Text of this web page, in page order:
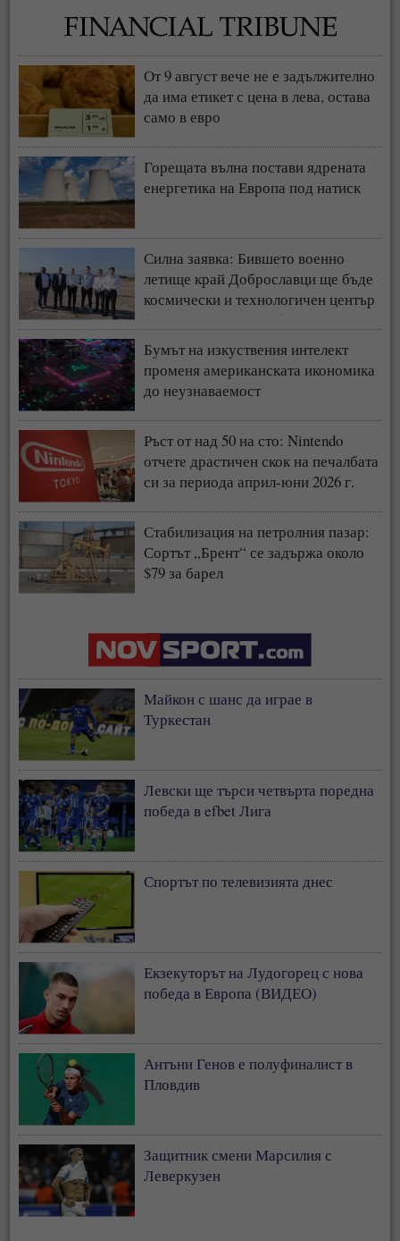
От 9 август вече не е задължително
да има етикет с цена в лева, остава
само в евро
Горещата вълна постави ядрената
енергетика на Европа под натиск
Силна заявка: Бившето военно
летище край Доброславци ще бъде
космически и технологичен център
(СНИМКИ + ВИДЕО)
Бумът на изкуствения интелект
променя американската икономика
до неузнаваемост
Ръст от над 50 на сто: Nintendo
отчете драстичен скок на печалбата
си за периода април-юни 2026 г.
Стабилизация на петролния пазар:
Сортът „Брент“ се задържа около
$79 за барел
Майкон с шанс да играе в
Туркестан
Левски ще търси четвърта поредна
победа в efbet Лига
Спортът по телевизията днес
Екзекуторът на Лудогорец с нова
победа в Европа (ВИДЕО)
Антъни Генов е полуфиналист в
Пловдив
Защитник смени Марсилия с
Леверкузен